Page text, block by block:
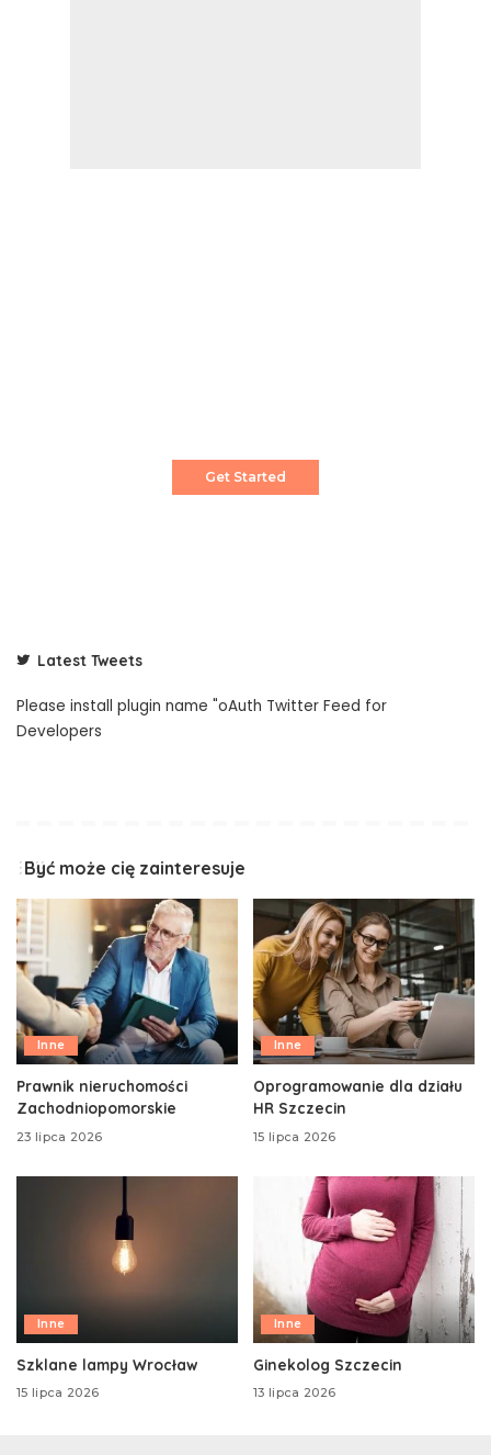
Get Started
Latest Tweets
Please install plugin name "oAuth Twitter Feed for
Developers
Być może cię zainteresuje
Inne
Prawnik nieruchomości
Zachodniopomorskie
23 lipca 2026
Inne
Oprogramowanie dla działu
HR Szczecin
15 lipca 2026
Inne
Szklane lampy Wrocław
15 lipca 2026
Inne
Ginekolog Szczecin
13 lipca 2026